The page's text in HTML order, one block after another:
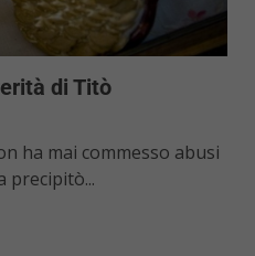
di Titò
ha mai commesso abusi
precipitò...